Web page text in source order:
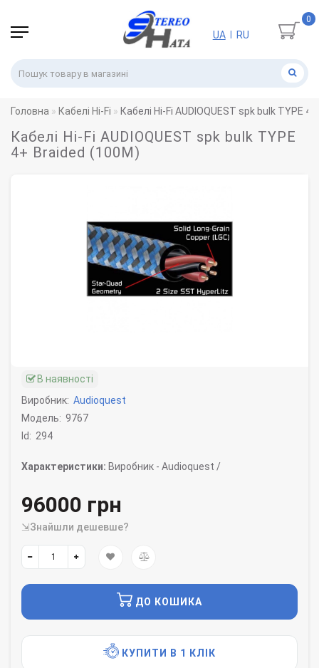
0
UA RU
Головна Кабелі Hi-Fi Кабелі Hi-Fi AUDIOQUEST spk bulk TYPE
Кабелі Hi-Fi AUDIOQUEST spk bulk TYPE
4+ Braided (100M)
В наявності
Виробник: Audioquest
Модель: 9767
Id: 294
Характеристики: Виробник - Audioquest /
96000 грн
⇲Знайшли дешевше?
ДО КОШИКА
КУПИТИ В 1 КЛІК